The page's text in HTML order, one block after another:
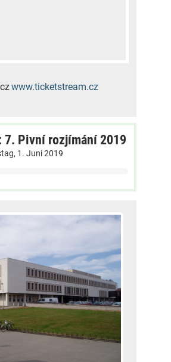
www.ticketstream.cz
7. Pivní rozjímání 2019
1. Juni 2019